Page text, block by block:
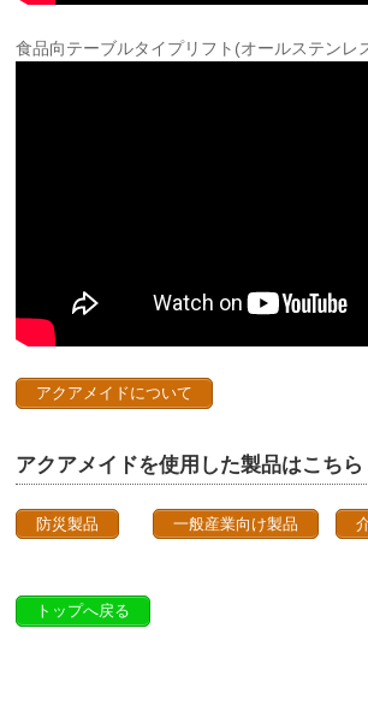
食品向テーブルタイプリフト(オールステンレ
アクアメイドについて
アクアメイドを使用した製品はこちら
防災製品 一般産業向け製品
トップへ戻る